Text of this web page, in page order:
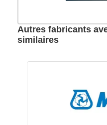
Autres fabricants
similaires